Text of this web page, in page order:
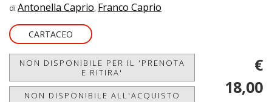
di Antonella Caprio, Franco Caprio
CARTACEO
NON DISPONIBILE PER IL 'PRENOTA
E RITIRA'
NON DISPONIBILE ALL'ACQUISTO
€
18,00